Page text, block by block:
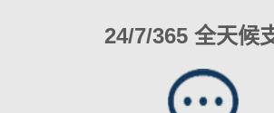
24/7/365 全天候